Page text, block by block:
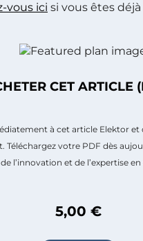
vous ici si vous êtes
CET ARTICLE
à cet article Elektor et
Téléchargez votre PDF dès
l’innovation et de l’expertise
5,00 €